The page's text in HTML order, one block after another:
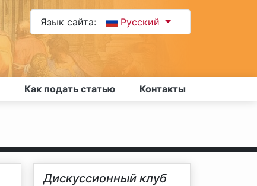
Язык сайта: Русский
Как подать статью Контакты
Дискуссионный клуб